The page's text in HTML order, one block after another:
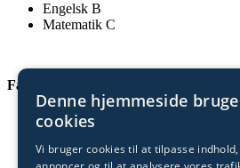
Engelsk B
Matematik C
Faggrupper
Kultur- og samfundsfaggruppe:
samfundsfag C
Naturvidenskabelig faggruppe:
Denne hjemmeside
cookies
Vi bruger cookies til at tilpasse indhold,